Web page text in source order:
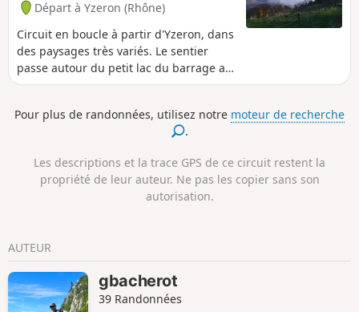
Barthélemy. Il grimpe à la Croix de
Garde et, après la Milonière, suit le
tracé de l'Aqueduc Romain d'Yzeron,
jusqu'aux Esselards, puis remonte sur le
Crêt de la Madone avant de rejoindre
Départ à Yzeron (Rhône)
Circuit en boucle à partir d'Yzeron, dans
des paysages très variés. Le sentier
passe autour du petit lac du barrage au
pied d'Yzeron puis, en fin de randonnée
nouveaux aménagements viennent
Pour plus de randonnées, utilisez notre moteur de recherche
.
Les descriptions et la trace GPS de ce circuit restent la
propriété de leur auteur. Ne pas les copier sans son
autorisation.
AUTEUR
gbacherot
39 Randonnées